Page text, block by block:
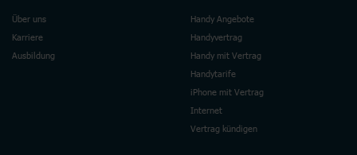
Über uns
Karriere
Ausbildung
Handy Angebote
Handyvertrag
Handy mit Vertrag
Handytarife
iPhone mit Vertrag
Internet
Vertrag kündigen